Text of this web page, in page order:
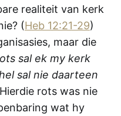
realiteit van kerk
(Heb 12:21-29)
maar die
sal ek my kerk
sal nie daarteen
rots was nie
wat hy